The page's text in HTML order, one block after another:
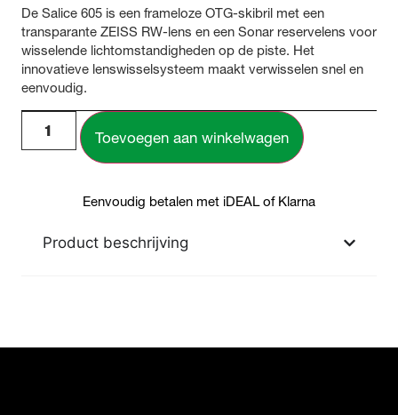
De Salice 605 is een frameloze OTG-skibril met een
transparante ZEISS RW-lens en een Sonar reservelens voor
wisselende lichtomstandigheden op de piste. Het
innovatieve lenswisselsysteem maakt verwisselen snel en
eenvoudig.
Toevoegen aan winkelwagen
Eenvoudig betalen met iDEAL of Klarna
Product beschrijving